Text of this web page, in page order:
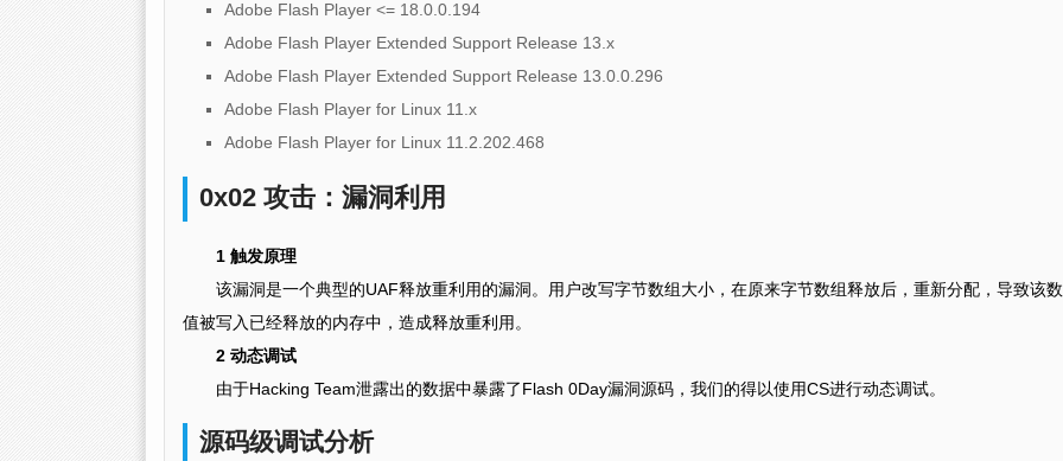
Adobe Flash Player <= 18.0.0.194
Adobe Flash Player Extended Support Release 13.x
Adobe Flash Player Extended Support Release 13.0.0.296
Adobe Flash Player for Linux 11.x
Adobe Flash Player for Linux 11.2.202.468
0x02 攻击：漏洞利用
1 触发原理
该漏洞是一个典型的UAF释放重利用的漏洞。用户改写字节数组大小，在原来字节数组释放后，重新分配，导致该数
值被写入已经释放的内存中，造成释放重利用。
2 动态调试
由于Hacking Team泄露出的数据中暴露了Flash 0Day漏洞源码，我们的得以使用CS进行动态调试。
源码级调试分析